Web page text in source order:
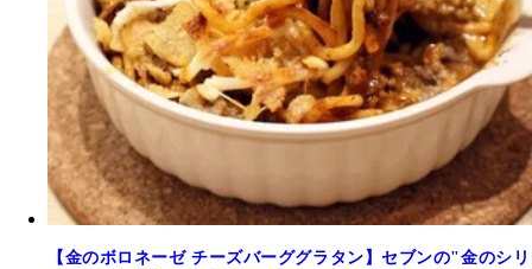
【金のボロネーゼ チーズバーググラタン】セブンの"金のシリ